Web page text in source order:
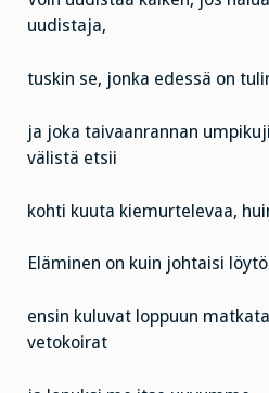
uudistaja,
tuskin se, jonka edessä on
ja joka taivaanrannan
välistä etsii
kohti kuuta kiemurtelevaa,
Eläminen on kuin johtaisi
ensin kuluvat loppuun
vetokoirat